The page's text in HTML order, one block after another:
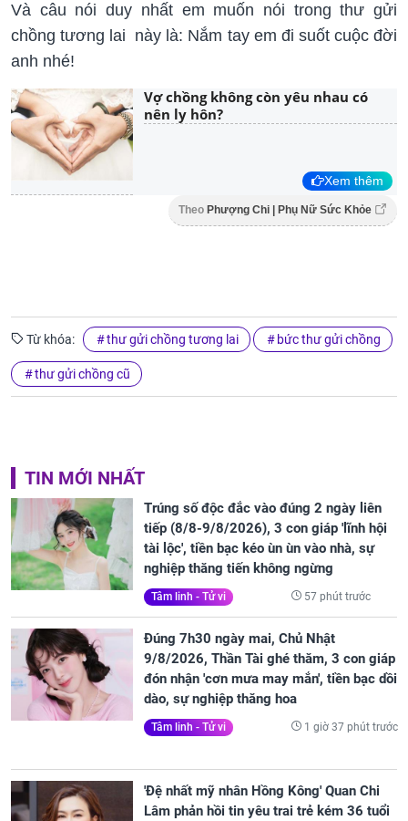
Và câu nói duy nhất em muốn nói trong thư gửi
chồng tương lai này là: Nắm tay em đi suốt cuộc đời
anh nhé!
Vợ chồng không còn yêu nhau có
nên ly hôn?
Xem thêm
Theo Phượng Chi | Phụ Nữ Sức Khỏe
Từ khóa: thư gửi chồng tương lai bức thư gửi chồng
thư gửi chồng cũ
TIN MỚI NHẤT
Trúng số độc đắc vào đúng 2 ngày liên
tiếp (8/8-9/8/2026), 3 con giáp 'lĩnh hội
tài lộc', tiền bạc kéo ùn ùn vào nhà, sự
nghiệp thăng tiến không ngừng
Tâm linh - Tử vi 57 phút trước
Đúng 7h30 ngày mai, Chủ Nhật
9/8/2026, Thần Tài ghé thăm, 3 con giáp
đón nhận 'cơn mưa may mắn', tiền bạc dồi
dào, sự nghiệp thăng hoa
Tâm linh - Tử vi 1 giờ 37 phút trước
'Đệ nhất mỹ nhân Hồng Kông' Quan Chi
Lâm phản hồi tin yêu trai trẻ kém 36 tuổi